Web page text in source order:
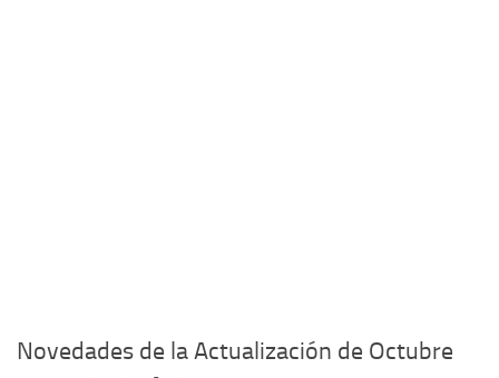
Novedades de la Actualización de Octubre